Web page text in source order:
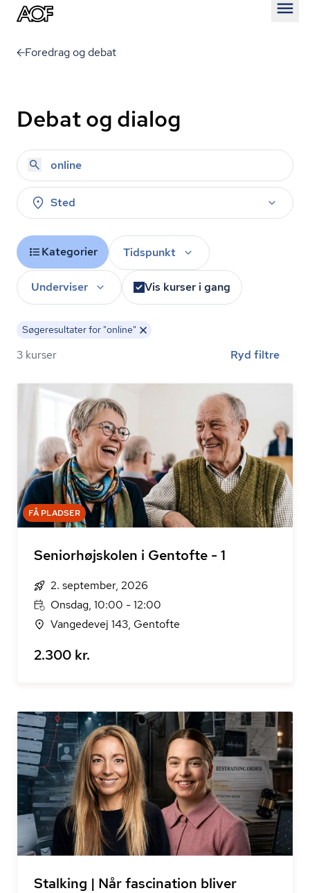
Foredrag og debat
Debat og dialog
Sted
Kategorier Tidspunkt
Underviser Vis kurser i gang
Søgeresultater for "online"
3 kurser Ryd filtre
FÅ PLADSER
Seniorhøjskolen i Gentofte - 1
2. september, 2026
Onsdag, 10:00 - 12:00
Vangedevej 143, Gentofte
2.300 kr.
Stalking | Når fascination bliver